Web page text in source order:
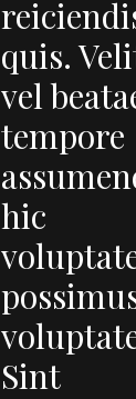
quis.
vel
tempore
hic
Sint